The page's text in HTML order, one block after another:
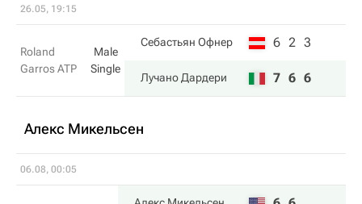
26.05, 19:15
Roland
Garros ATP
Male
Single
Себастьян Офнер 6 2 3
Лучано Дардери 7 6 6
Алекс Микельсен
06.08, 00:05